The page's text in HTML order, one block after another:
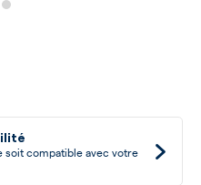
soit compatible avec votre